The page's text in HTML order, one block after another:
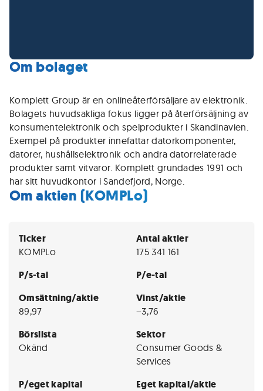
Om bolaget
Komplett Group är en onlineåterförsäljare av elektronik.
Bolagets huvudsakliga fokus ligger på återförsäljning av
konsumentelektronik och spelprodukter i Skandinavien.
Exempel på produkter innefattar datorkomponenter,
datorer, hushållselektronik och andra datorrelaterade
produkter samt vitvaror. Komplett grundades 1991 och
har sitt huvudkontor i Sandefjord, Norge.
Om aktien (KOMPLo)
Ticker
KOMPLo
Antal aktier
175 341 161
P/s-tal
P/e-tal
Omsättning/aktie
89,97
Vinst/aktie
−3,76
Börslista
Okänd
Sektor
Consumer Goods &
Services
P/eget kapital Eget kapital/aktie